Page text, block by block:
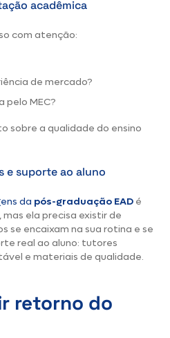
acadêmica
com atenção:
de mercado?
pelo MEC?
sobre a qualidade do ensino
e suporte ao aluno
da pós-graduação EAD é
ela precisa existir de
se encaixam na sua rotina e se
real ao aluno: tutores
e materiais de qualidade.
retorno do